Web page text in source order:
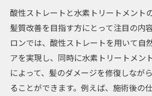
酸性ストレートと水素トリートメント
髪質改善を目指す方にとって注目の内
ロンでは、酸性ストレートを用いて自
アを実現し、同時に水素トリートメン
によって、髪のダメージを修復しなが
ることができます。例えば、施術後の